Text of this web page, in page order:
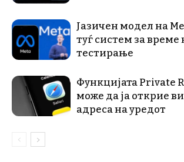
Јазичен модел на
туѓ систем за време
тестирање
Функцијата Private
може да ја открие
адреса на уредот